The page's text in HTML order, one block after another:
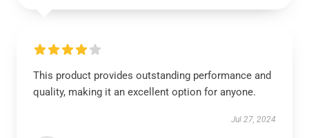
This product provides outstanding performance and
quality, making it an excellent option for anyone.
Jul 27, 2024